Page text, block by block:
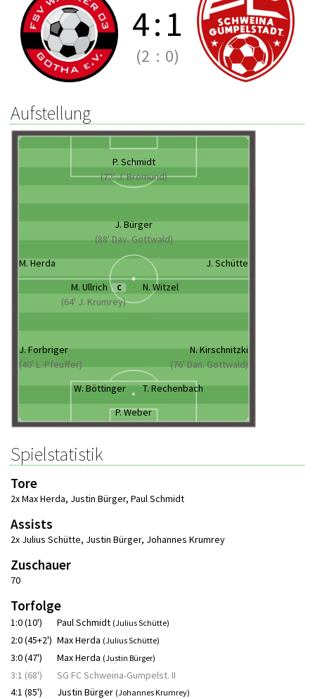
4:1
(2 : 0)
Aufstellung
P. Schmidt
(72' J. Bromund)
J. Bürger
(88' Dav. Gottwald)
M. Herda
J. Schütte
M. Ullrich
C
(64' J. Krumrey)
N. Witzel
J. Forbriger
(40' L. Pfeuffer)
N. Kirschnitzki
(76' Dan. Gottwald)
W. Böttinger
T. Rechenbach
P. Weber
Spielstatistik
Tore
2x Max Herda, Justin Bürger, Paul Schmidt
Assists
2x Julius Schütte, Justin Bürger, Johannes Krumrey
Zuschauer
70
Torfolge
1:0 (10') Paul Schmidt (Julius Schütte)
2:0 (45+2') Max Herda (Julius Schütte)
3:0 (47') Max Herda (Justin Bürger)
3:1 (68')
SG FC Schweina-Gumpelst. II
4:1 (85')
Justin Bürger (Johannes Krumrey)